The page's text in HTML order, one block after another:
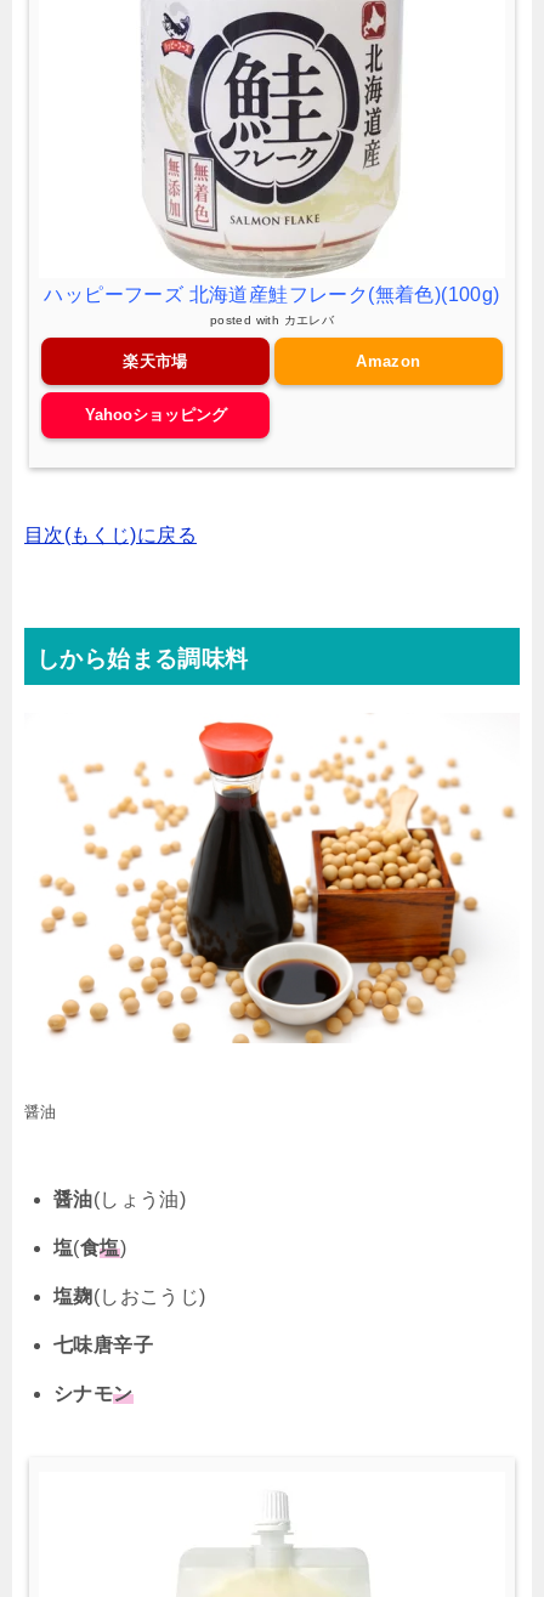
ハッピーフーズ 北海道産鮭フレーク(無着色)(100g)
posted with カエレバ
楽天市場 Amazon
Yahooショッピング
目次(もくじ)に戻る
しから始まる調味料
醤油
醤油(しょう油)
塩(食塩)
塩麹(しおこうじ)
七味唐辛子
シナモン